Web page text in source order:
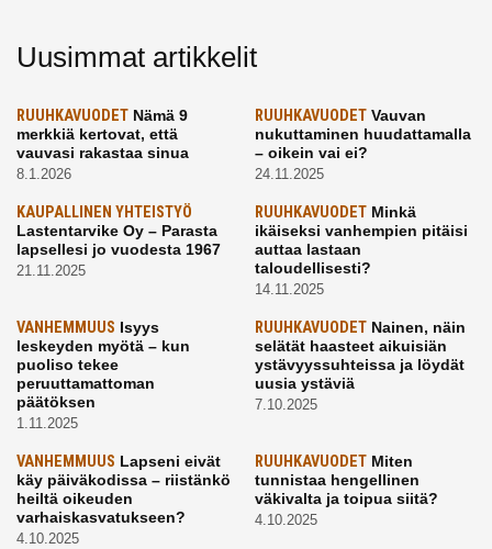
Uusimmat artikkelit
RUUHKAVUODET Nämä 9
merkkiä kertovat, että
vauvasi rakastaa sinua
8.1.2026
RUUHKAVUODETVauvan
nukuttaminen huudattamalla
– oikein vai ei?
24.11.2025
KAUPALLINEN YHTEISTYÖ
Lastentarvike Oy – Parasta
lapsellesi jo vuodesta 1967
21.11.2025
RUUHKAVUODETMinkä
ikäiseksi vanhempien pitäisi
auttaa lastaan
taloudellisesti?
14.11.2025
VANHEMMUUS Isyys
leskeyden myötä – kun
puoliso tekee
peruuttamattoman
päätöksen
1.11.2025
RUUHKAVUODETNainen, näin
selätät haasteet aikuisiän
ystävyyssuhteissa ja löydät
uusia ystäviä
7.10.2025
VANHEMMUUS Lapseni eivät
käy päiväkodissa – riistänkö
heiltä oikeuden
varhaiskasvatukseen?
4.10.2025
RUUHKAVUODETMiten
tunnistaa hengellinen
väkivalta ja toipua siitä?
4.10.2025